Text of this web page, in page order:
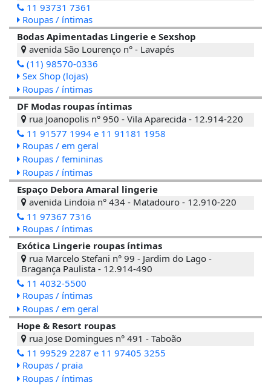
11 93731 7361
Roupas / íntimas
Bodas Apimentadas Lingerie e Sexshop
avenida São Lourenço n° - Lavapés
(11) 98570-0336
Sex Shop (lojas)
Roupas / íntimas
DF Modas roupas íntimas
rua Joanopolis n° 950 - Vila Aparecida - 12.914-220
11 91577 1994 e 11 91181 1958
Roupas / em geral
Roupas / femininas
Roupas / íntimas
Espaço Debora Amaral lingerie
avenida Lindoia n° 434 - Matadouro - 12.910-220
11 97367 7316
Roupas / íntimas
Exótica Lingerie roupas íntimas
rua Marcelo Stefani n° 99 - Jardim do Lago -
Bragança Paulista - 12.914-490
11 4032-5500
Roupas / íntimas
Roupas / em geral
Hope & Resort roupas
rua Jose Domingues n° 491 - Taboão
11 99529 2287 e 11 97405 3255
Roupas / praia
Roupas / íntimas